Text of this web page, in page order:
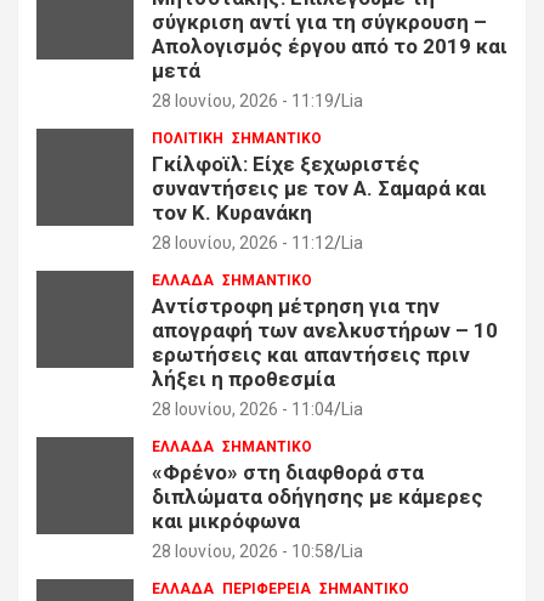
σύγκριση αντί για τη σύγκρουση –
Απολογισμός έργου από το 2019 και
μετά
28 Ιουνίου, 2026 - 11:19 Lia
ΠΟΛΙΤΙΚΗ ΣΗΜΑΝΤΙΚΟ
Γκίλφοϊλ: Είχε ξεχωριστές
συναντήσεις με τον Α. Σαμαρά και
τον Κ. Κυρανάκη
28 Ιουνίου, 2026 - 11:12 Lia
ΕΛΛΑΔΑ ΣΗΜΑΝΤΙΚΟ
Αντίστροφη μέτρηση για την
απογραφή των ανελκυστήρων – 10
ερωτήσεις και απαντήσεις πριν
λήξει η προθεσμία
28 Ιουνίου, 2026 - 11:04 Lia
ΕΛΛΑΔΑ ΣΗΜΑΝΤΙΚΟ
«Φρένο» στη διαφθορά στα
διπλώματα οδήγησης με κάμερες
και μικρόφωνα
28 Ιουνίου, 2026 - 10:58 Lia
ΕΛΛΑΔΑ ΠΕΡΙΦΕΡΕΙΑ ΣΗΜΑΝΤΙΚΟ